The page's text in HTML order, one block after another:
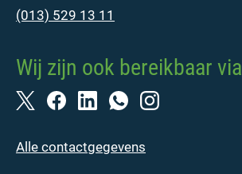
(013) 529 13 11
Wij zijn ook bereikbaar via
Alle contactgegevens